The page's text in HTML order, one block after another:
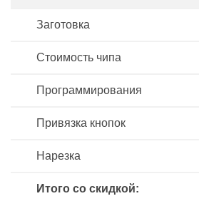
Заготовка
Стоимость чипа
Программирования
Привязка кнопок
Нарезка
Итого со скидкой: